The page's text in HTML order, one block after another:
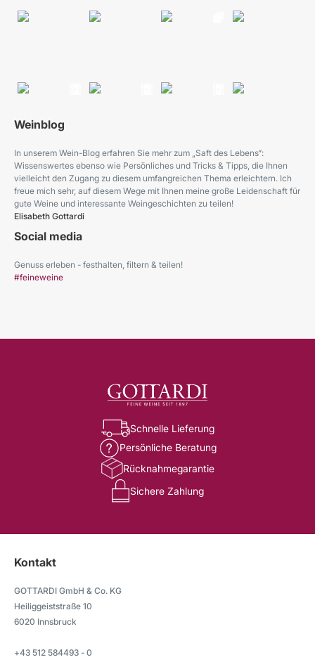
Weinblog
In unserem Wein-Blog erfahren Sie mehr zum „Saft des Lebens“:
Wissenswertes ebenso wie Persönliches und Tricks & Tipps, die Ihnen
vielleicht den Zugang zu diesem umfangreichen Thema erleichtern. Ich
freue mich sehr, auf diesem Wege mit Ihnen meine große Leidenschaft für
gute Weine und interessante Weingeschichten zu teilen!
Elisabeth Gottardi
Social media
Genuss erleben - festhalten, filtern & teilen!
#feineweine
Schnelle Lieferung
Persönliche Beratung
Rücknahmegarantie
Sichere Zahlung
Kontakt
GOTTARDI GmbH & Co. KG
Heiliggeiststraße 10
6020 Innsbruck
+43 512 584493 - 0